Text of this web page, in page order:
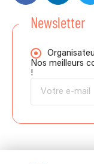
Newsletter
Nos meilleurs
!